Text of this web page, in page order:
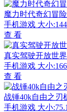
魔力时代奇幻冒
手机游戏 大小
查 看
真实驾驶开放世
手机游戏 大小
查 看
战锤40k自由之刃
手机游戏 大小